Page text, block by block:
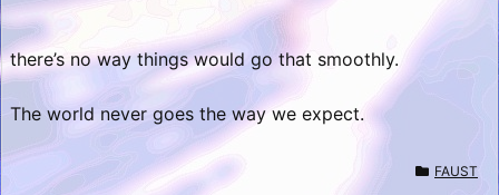
there’s no way things would go that smoothly.
The world never goes the way we expect.
FAUST